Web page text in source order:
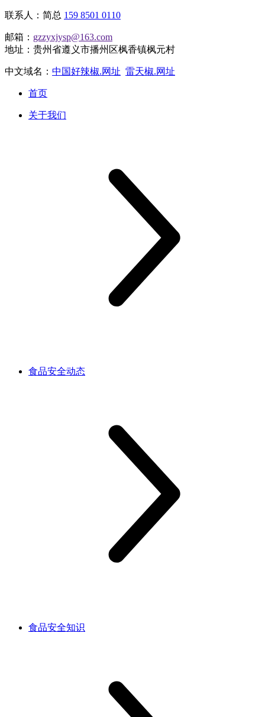
联系人：简总 159 8501 0110
邮箱： gzzyxjysp@163.com
地址：贵州省遵义市播州区枫香镇枫元村
中文域名： 中国好辣椒.网址 雷天椒.网址
首页
关于我们
食品安全动态
食品安全知识